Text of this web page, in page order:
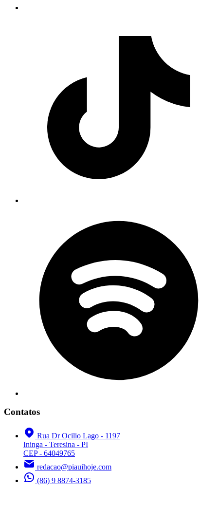
Contatos
Rua Dr Ocilio Lago - 1197
Ininga - Teresina - PI
CEP - 64049765
redacao@piauihoje.com
(86) 9 8874-3185